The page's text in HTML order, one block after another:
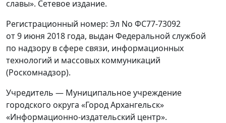
славы». Сетевое издание.
Регистрационный номер: Эл No ФС77-73092
от 9 июня 2018 года, выдан Федеральной службой
по надзору в сфере связи, информационных
технологий и массовых коммуникаций
(Роскомнадзор).
Учредитель — Муниципальное учреждение
городского округа «Город Архангельск»
«Информационно-издательский центр».